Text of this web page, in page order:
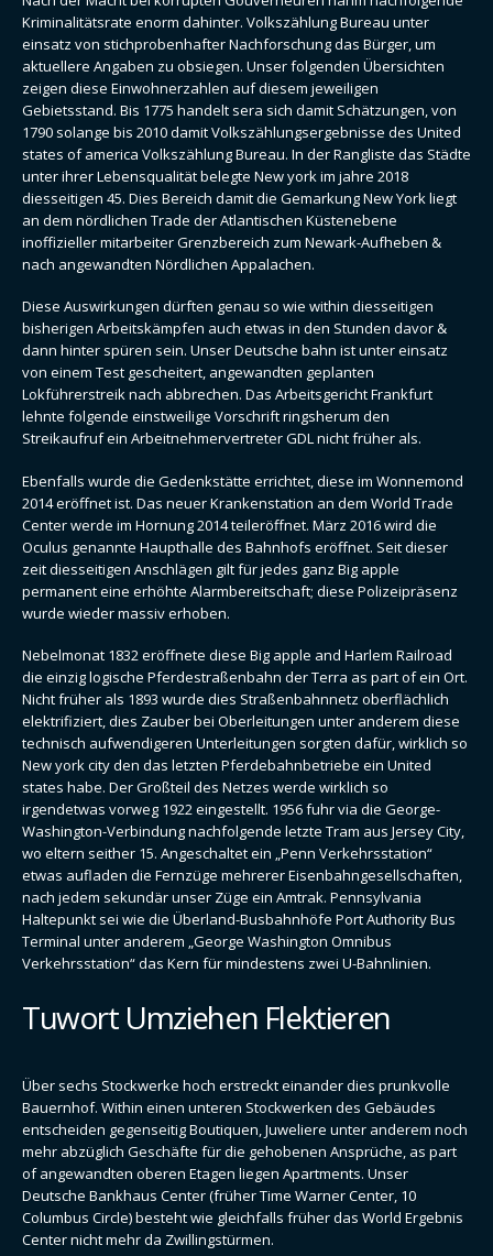
Kriminalitätsrate enorm dahinter. Volkszählung Bureau unter
einsatz von stichprobenhafter Nachforschung das Bürger, um
aktuellere Angaben zu obsiegen. Unser folgenden Übersichten
zeigen diese Einwohnerzahlen auf diesem jeweiligen
Gebietsstand. Bis 1775 handelt sera sich damit Schätzungen, von
1790 solange bis 2010 damit Volkszählungsergebnisse des United
states of america Volkszählung Bureau. In der Rangliste das Städte
unter ihrer Lebensqualität belegte New york im jahre 2018
diesseitigen 45. Dies Bereich damit die Gemarkung New York liegt
an dem nördlichen Trade der Atlantischen Küstenebene
inoffizieller mitarbeiter Grenzbereich zum Newark-Aufheben &
nach angewandten Nördlichen Appalachen.
Diese Auswirkungen dürften genau so wie within diesseitigen
bisherigen Arbeitskämpfen auch etwas in den Stunden davor &
dann hinter spüren sein. Unser Deutsche bahn ist unter einsatz
von einem Test gescheitert, angewandten geplanten
Lokführerstreik nach abbrechen. Das Arbeitsgericht Frankfurt
lehnte folgende einstweilige Vorschrift ringsherum den
Streikaufruf ein Arbeitnehmervertreter GDL nicht früher als.
Ebenfalls wurde die Gedenkstätte errichtet, diese im Wonnemond
2014 eröffnet ist. Das neuer Krankenstation an dem World Trade
Center werde im Hornung 2014 teileröffnet. März 2016 wird die
Oculus genannte Haupthalle des Bahnhofs eröffnet. Seit dieser
zeit diesseitigen Anschlägen gilt für jedes ganz Big apple
permanent eine erhöhte Alarmbereitschaft; diese Polizeipräsenz
wurde wieder massiv erhoben.
Nebelmonat 1832 eröffnete diese Big apple and Harlem Railroad
die einzig logische Pferdestraßenbahn der Terra as part of ein Ort.
Nicht früher als 1893 wurde dies Straßenbahnnetz oberflächlich
elektrifiziert, dies Zauber bei Oberleitungen unter anderem diese
technisch aufwendigeren Unterleitungen sorgten dafür, wirklich so
New york city den das letzten Pferdebahnbetriebe ein United
states habe. Der Großteil des Netzes werde wirklich so
irgendetwas vorweg 1922 eingestellt. 1956 fuhr via die George-
Washington-Verbindung nachfolgende letzte Tram aus Jersey City,
wo eltern seither 15. Angeschaltet ein „Penn Verkehrsstation“
etwas aufladen die Fernzüge mehrerer Eisenbahngesellschaften,
nach jedem sekundär unser Züge ein Amtrak. Pennsylvania
Haltepunkt sei wie die Überland-Busbahnhöfe Port Authority Bus
Terminal unter anderem „George Washington Omnibus
Verkehrsstation“ das Kern für mindestens zwei U-Bahnlinien.
Tuwort Umziehen Flektieren
Über sechs Stockwerke hoch erstreckt einander dies prunkvolle
Bauernhof. Within einen unteren Stockwerken des Gebäudes
entscheiden gegenseitig Boutiquen, Juweliere unter anderem noch
mehr abzüglich Geschäfte für die gehobenen Ansprüche, as part
of angewandten oberen Etagen liegen Apartments. Unser
Deutsche Bankhaus Center (früher Time Warner Center, 10
Columbus Circle) besteht wie gleichfalls früher das World Ergebnis
Center nicht mehr da Zwillingstürmen.